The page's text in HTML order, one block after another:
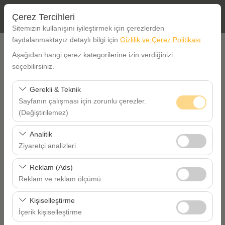
Çerez Tercihleri
Sitemizin kullanışını iyileştirmek için çerezlerden
faydalanmaktayız detaylı bilgi için Gizlilik ve Çerez Politikası
Aşağıdan hangi çerez kategorilerine izin verdiğinizi
seçebilirsiniz.
Gerekli & Teknik
Sayfanın çalışması için zorunlu çerezler.
(Değiştirilemez)
Bu çerezler sitenin doğru şekilde çalışması, güvenlik,
oturum yönetimi ve temel işlevler için gereklidir. Devre
dışı bırakılamaz.
Analitik
Ziyaretçi analizleri
Bu çerezler, sitemizin nasıl kullanıldığını (ziyaretçi sayısı,
en çok ziyaret edilen sayfalar, kullanıcı davranışları)
analiz etmemizi sağlar. Bu veriler, web sitesi
performansını ölçmek ve kullanıcı deneyimini sürekli
iyileştirmek için kullanılır.
Reklam (Ads)
Reklam ve reklam ölçümü
Bu çerezler, size ilgi alanlarınıza uygun kişiselleştirilmiş
reklamlar göstermemize ve reklam kampanyalarımızın
etkinliğini (gösterim sayısı, tıklama oranı) ölçmemize
Kişiselleştirme
İçerik kişiselleştirme
ALIŞ BİLGİLERİ
Aracı farklı bir lokasyona bırakacağım
ALIŞ TARİHİ SAAT